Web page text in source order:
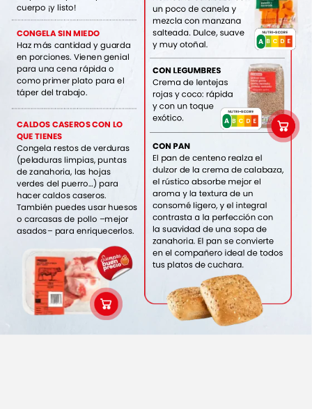
cuerpo ¡ylisto!
CONGELASINMIEDO
Haz más cantidad yguarda
en porciones. Vienengenial
para una cena rápida o
como primer plato para el
táper del trabajo.
CALDOSCASEROSCON LO
QUE TIENES
Congela restosde verduras
(peladuras limpias, puntas
de zanahoria, las hojas
verdes del puerro…) para
hacer caldoscaseros.
También puedesusarhuesos
o carcasas de pollo –mejor
asados– para enriquecerlos.
un poco de canela y
mezcla con manzana
salteada. Dulce, suave
y muyotoñal.
CONLEGUMBRES
Crema de lentejas
rojasy coco: rápida
y con untoque
exótico.
CON PAN
El pan decenteno realza el
dulzor de la crema de calabaza,
el rústicoabsorbe mejor el
aroma y la textura de un
consomé ligero, y el integral
contrasta a la perfeccióncon
la suavidad de una sopa de
zanahoria. El pan se convierte
en el compañero ideal detodos
tusplatos decuchara.
A B D E
C
NUTRI-SCORE
A
A B D E
C
NUTRI-SCORE
A